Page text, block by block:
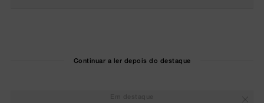
Continuar a ler depois do destaque